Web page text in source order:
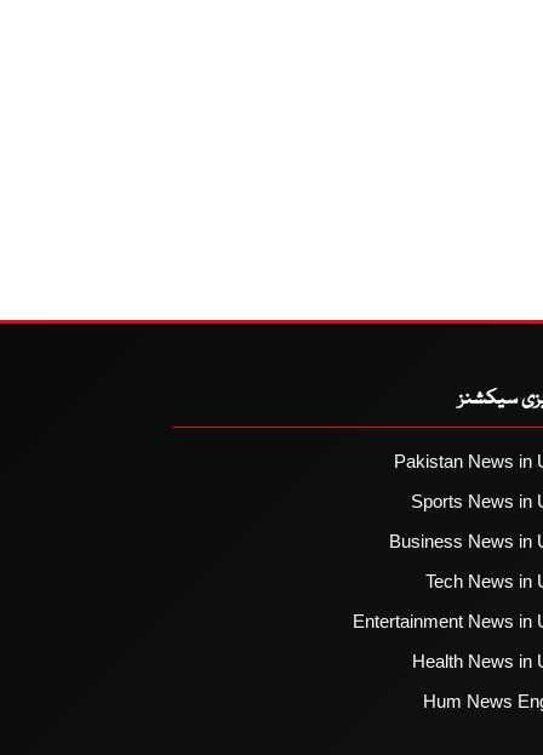
سیکشنز
Pakistan News in
Sports News in
Business News in
Tech News in
Entertainment News in
Health News in
Hum News